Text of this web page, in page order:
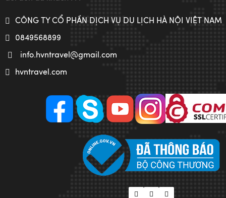
CÔNG TY CỔ PHẦN DỊCH VỤ DU LỊCH HÀ NỘI VIỆT NAM
0849568899
info.hvntravel@gmail.com
hvntravel.com